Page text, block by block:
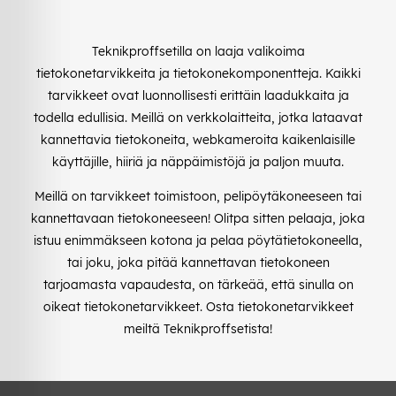
Teknikproffsetilla on laaja valikoima
tietokonetarvikkeita ja tietokonekomponentteja. Kaikki
tarvikkeet ovat luonnollisesti erittäin laadukkaita ja
todella edullisia. Meillä on verkkolaitteita, jotka lataavat
kannettavia tietokoneita, webkameroita kaikenlaisille
käyttäjille, hiiriä ja näppäimistöjä ja paljon muuta.
Meillä on tarvikkeet toimistoon, pelipöytäkoneeseen tai
kannettavaan tietokoneeseen! Olitpa sitten pelaaja, joka
istuu enimmäkseen kotona ja pelaa pöytätietokoneella,
tai joku, joka pitää kannettavan tietokoneen
tarjoamasta vapaudesta, on tärkeää, että sinulla on
oikeat tietokonetarvikkeet. Osta tietokonetarvikkeet
meiltä Teknikproffsetista!